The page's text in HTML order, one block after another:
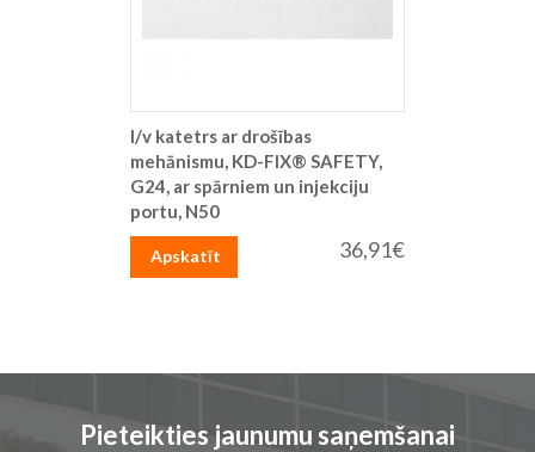
I/v katetrs ar drošības
mehānismu, KD-FIX® SAFETY,
G24, ar spārniem un injekciju
portu, N50
36,91€
Apskatīt
Pieteikties jaunumu saņemšanai